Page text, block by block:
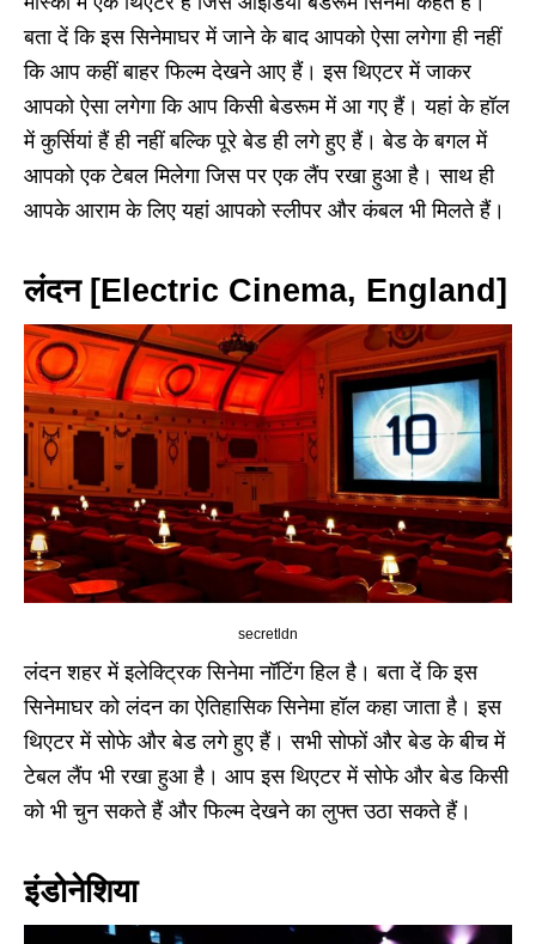
बता दें कि इस सिनेमाघर में जाने के बाद आपको ऐसा लगेगा ही नहीं
कि आप कहीं बाहर फिल्म देखने आए हैं। इस थिएटर में जाकर
आपको ऐसा लगेगा कि आप किसी बेडरूम में आ गए हैं। यहां के हॉल
में कुर्सियां हैं ही नहीं बल्कि पूरे बेड ही लगे हुए हैं। बेड के बगल में
आपको एक टेबल मिलेगा जिस पर एक लैंप रखा हुआ है। साथ ही
आपके आराम के लिए यहां आपको स्लीपर और कंबल भी मिलते हैं।
लंदन [Electric Cinema, England]
secretldn
लंदन शहर में इलेक्ट्रिक सिनेमा नॉटिंग हिल है। बता दें कि इस
सिनेमाघर को लंदन का ऐतिहासिक सिनेमा हॉल कहा जाता है। इस
थिएटर में सोफे और बेड लगे हुए हैं। सभी सोफों और बेड के बीच में
टेबल लैंप भी रखा हुआ है। आप इस थिएटर में सोफे और बेड किसी
को भी चुन सकते हैं और फिल्म देखने का लुफ्त उठा सकते हैं।
इंडोनेशिया